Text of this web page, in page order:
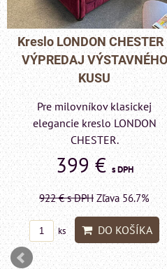
MIZAR - talianský matrac
175x200 cm
Matrac MIZAR od talianskeho
systému Rinaldi Bed System
ponúka...
699 €s DPH
1239 €s DPH Zľava 43.6%
ks DO KOŠÍKA